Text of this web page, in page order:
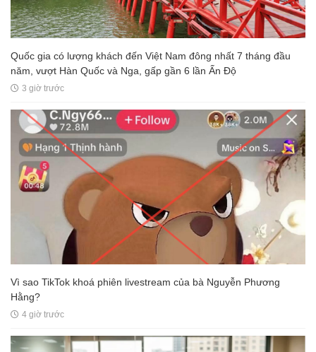
Quốc gia có lượng khách đến Việt Nam đông nhất 7 tháng đầu
năm, vượt Hàn Quốc và Nga, gấp gần 6 lần Ấn Độ
3 giờ trước
Vì sao TikTok khoá phiên livestream của bà Nguyễn Phương
Hằng?
4 giờ trước